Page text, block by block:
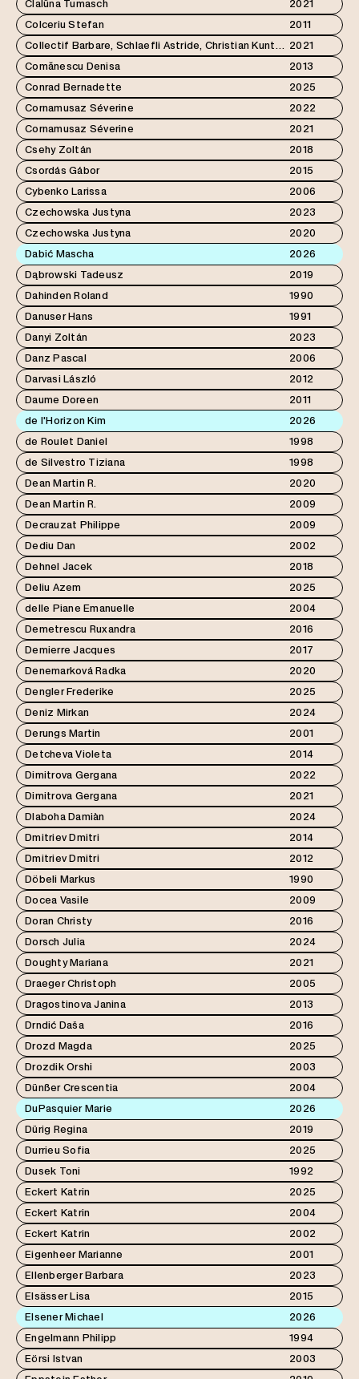
Clalüna Tumasch
2021
Colceriu Stefan
2011
Collectif Barbare, Schlaefli Astride, Christian Kuntner 2021
Comănescu Denisa
2013
Conrad Bernadette
2025
Cornamusaz Séverine
2022
Cornamusaz Séverine
2021
Csehy Zoltán
2018
Csordás Gábor
2015
Cybenko Larissa
2006
Czechowska Justyna
2023
Czechowska Justyna
2020
Dabić Mascha
2026
Dąbrowski Tadeusz
2019
Dahinden Roland
1990
Danuser Hans
1991
Danyi Zoltán
2023
Danz Pascal
2006
Darvasi László
2012
Daume Doreen
2011
de l'Horizon Kim
2026
de Roulet Daniel
1998
de Silvestro Tiziana
1998
Dean Martin R.
2020
Dean Martin R.
2009
Decrauzat Philippe
2009
Dediu Dan
2002
Dehnel Jacek
2018
Deliu Azem
2025
delle Piane Emanuelle
2004
Demetrescu Ruxandra
2016
Demierre Jacques
2017
Denemarková Radka
2020
Dengler Frederike
2025
Deniz Mirkan
2024
Derungs Martin
2001
Detcheva Violeta
2014
Dimitrova Gergana
2022
Dimitrova Gergana
2021
Dlaboha Damiàn
2024
Dmitriev Dmitri
2014
Dmitriev Dmitri
2012
Döbeli Markus
1990
Docea Vasile
2009
Doran Christy
2016
Dorsch Julia
2024
Doughty Mariana
2021
Draeger Christoph
2005
Dragostinova Janina
2013
Drndić Daša
2016
Drozd Magda
2025
Drozdik Orshi
2003
Dünßer Crescentia
2004
DuPasquier Marie
2026
Dürig Regina
2019
Durrieu Sofia
2025
Dusek Toni
1992
Eckert Katrin
2025
Eckert Katrin
2004
Eckert Katrin
2002
Eigenheer Marianne
2001
Ellenberger Barbara
2023
Elsässer Lisa
2015
Elsener Michael
2026
Engelmann Philipp
1994
Eörsi Istvan
2003